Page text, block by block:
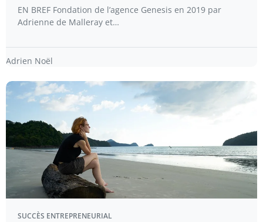
EN BREF Fondation de l’agence Genesis en 2019 par
Adrienne de Malleray et…
Adrien Noël
SUCCÈS ENTREPRENEURIAL